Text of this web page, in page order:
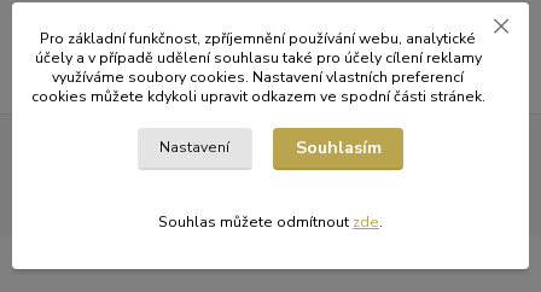
Všechna práva vyhrazena. Obrázky mohou být pouze ilustrativní a
barevné zobrazení na vašem monitoru nemusí odpovídat
Pro základní funkčnost, zpříjemnění používání webu, analytické
účely a v případě udělení souhlasu také pro účely cílení reklamy
využíváme soubory cookies. Nastavení vlastních preferencí
cookies můžete kdykoli upravit odkazem ve spodní části stránek.
Nastavení Souhlasím
Souhlas můžete odmítnout zde.